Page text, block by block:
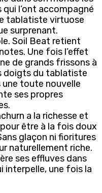
l’ont accompagné
tablatiste virtuose
surprenant.
Soil Beat retient
Une fois l’effet
de grands frissons à
doigts du tablatiste
une toute nouvelle
ses propres
a la richesse et
être à la fois doux
glaçon ni fioritures
naturellement riche.
ses effluves dans
interpelle, une fois la